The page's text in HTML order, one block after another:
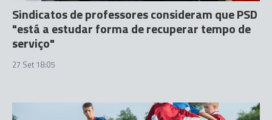
Sindicatos de professores consideram que PSD
"está a estudar forma de recuperar tempo de
serviço"
27 Set 18:05